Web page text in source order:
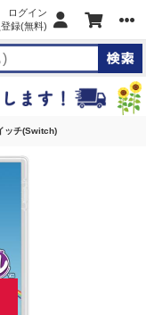
ログイン
録(無料)
ッチ(Switch)